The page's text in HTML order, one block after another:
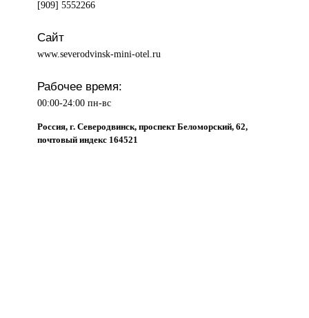
[909] 5552266
Сайт
www.severodvinsk-mini-otel.ru
Рабочее время:
00:00-24:00 пн-вс
Россия, г. Северодвинск, проспект Беломорский, 62,
почтовый индекс 164521